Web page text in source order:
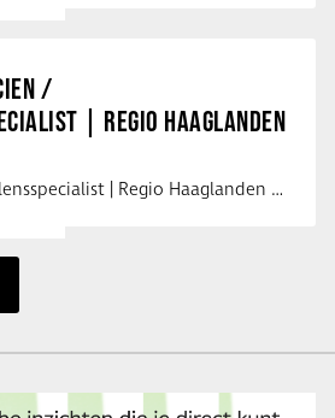
/
| REGIO HAAGLANDEN
Opticien / Contactlensspecialist | Regio Haaglanden & Rotterdam Saludos uit …